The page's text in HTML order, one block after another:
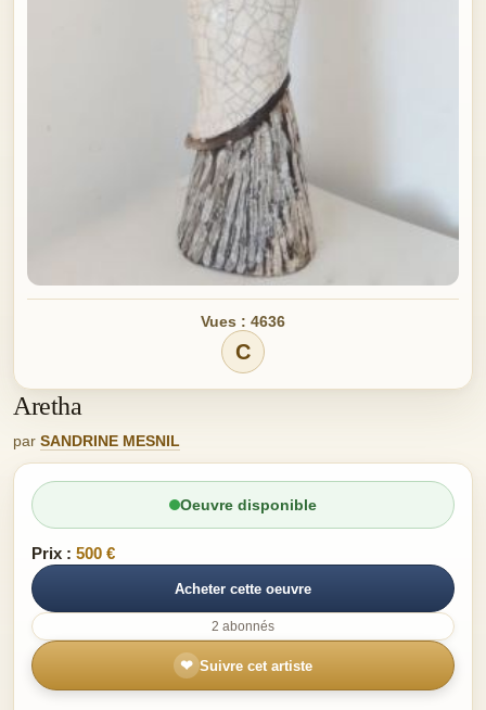
Vues : 4636
C
Aretha
par SANDRINE MESNIL
Oeuvre disponible
Prix : 500 €
Acheter cette oeuvre
2 abonnés
❤ Suivre cet artiste